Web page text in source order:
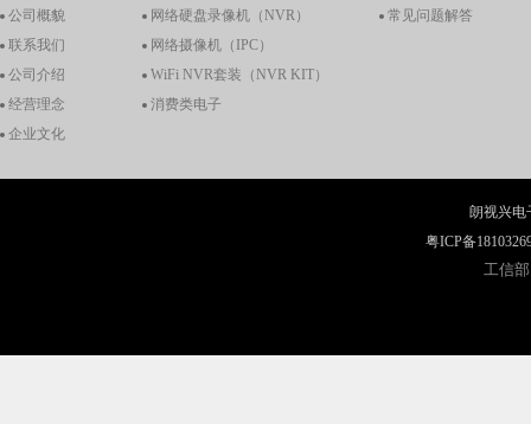
公司概貌
联系我们
公司介绍
经营理念
企业文化
网络硬盘录像机（NVR）
网络摄像机（IPC）
WiFi NVR套装（NVR KIT）
消费类电子
常见问题解答
朗视兴电
粤ICP备
工信